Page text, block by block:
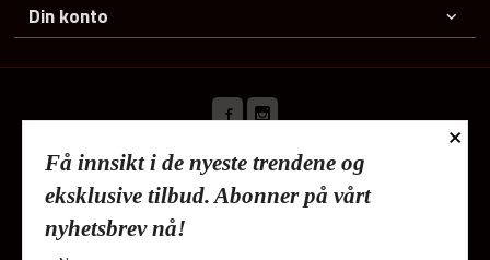
Din konto
Frakt Kjøpsbetingelser
Sikkerhet og personvern
Nyhetsbrev
Lykkehjem As Deliveien 19 1540 Vestby Tlf.
×
Få innsikt i de nyeste trendene og
eksklusive tilbud. Abonner på vårt
nyhetsbrev nå!